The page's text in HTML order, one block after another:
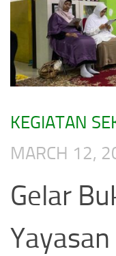
KEGIATAN
MARCH 12,
Gelar